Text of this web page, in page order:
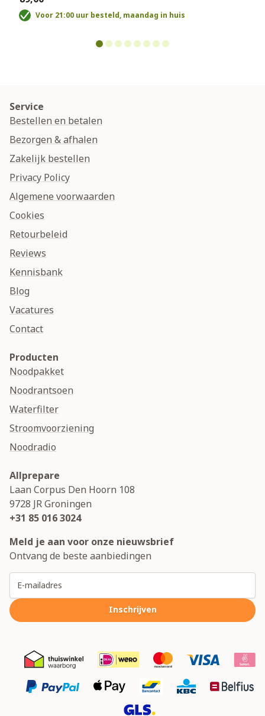
Voor 21:00 uur besteld, maandag in huis
Service
Bestellen en betalen
Bezorgen & afhalen
Zakelijk bestellen
Privacy Policy
Algemene voorwaarden
Cookies
Retourbeleid
Reviews
Kennisbank
Blog
Vacatures
Contact
Producten
Noodpakket
Noodrantsoen
Waterfilter
Stroomvoorziening
Noodradio
Allprepare
Laan Corpus Den Hoorn 108
9728 JRGroningen
+31 85 016 3024
Meld je aan voor onze nieuwsbrief
Ontvang de beste aanbiedingen
Inschrijven